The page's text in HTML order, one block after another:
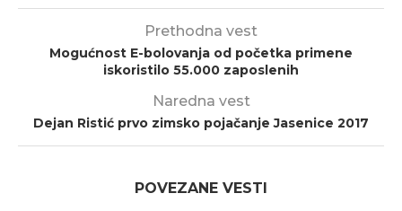
Prethodna vest
Mogućnost E-bolovanja od početka primene
iskoristilo 55.000 zaposlenih
Naredna vest
Dejan Ristić prvo zimsko pojačanje Jasenice 2017
POVEZANE VESTI